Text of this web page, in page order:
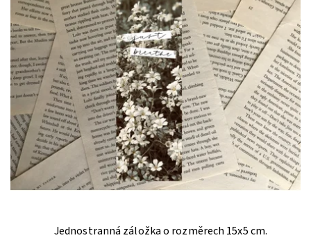
Jednostranná záložka o rozměrech 15x5 cm.